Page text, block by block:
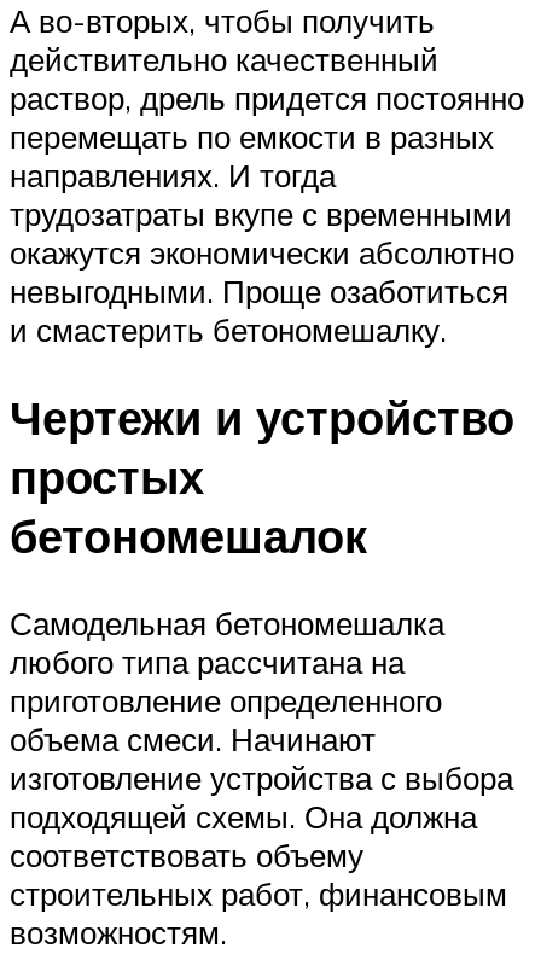
А во-вторых, чтобы получить
действительно качественный
раствор, дрель придется постоянно
перемещать по емкости в разных
направлениях. И тогда
трудозатраты вкупе с временными
окажутся экономически абсолютно
невыгодными. Проще озаботиться
и смастерить бетономешалку.
Чертежи и устройство
простых
бетономешалок
Самодельная бетономешалка
любого типа рассчитана на
приготовление определенного
объема смеси. Начинают
изготовление устройства с выбора
подходящей схемы. Она должна
соответствовать объему
строительных работ, финансовым
возможностям.